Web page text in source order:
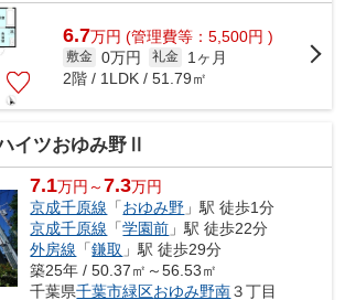
すすめです。株...
6.7万円 (管理費等：5,500円 )
敷金 0万円 礼金
1ヶ月
2階 / 1LDK / 51.79㎡
イツおゆみ野Ⅱ
7.1万円～7.3万円
京成千原線 「おゆみ野 」駅 徒歩1分
京成千原線 「学園前 」駅 徒歩22分
外房線 「鎌取 」駅 徒歩29分
築25年 / 50.37㎡～56.53㎡
千葉県千葉市緑区おゆみ野南３丁目